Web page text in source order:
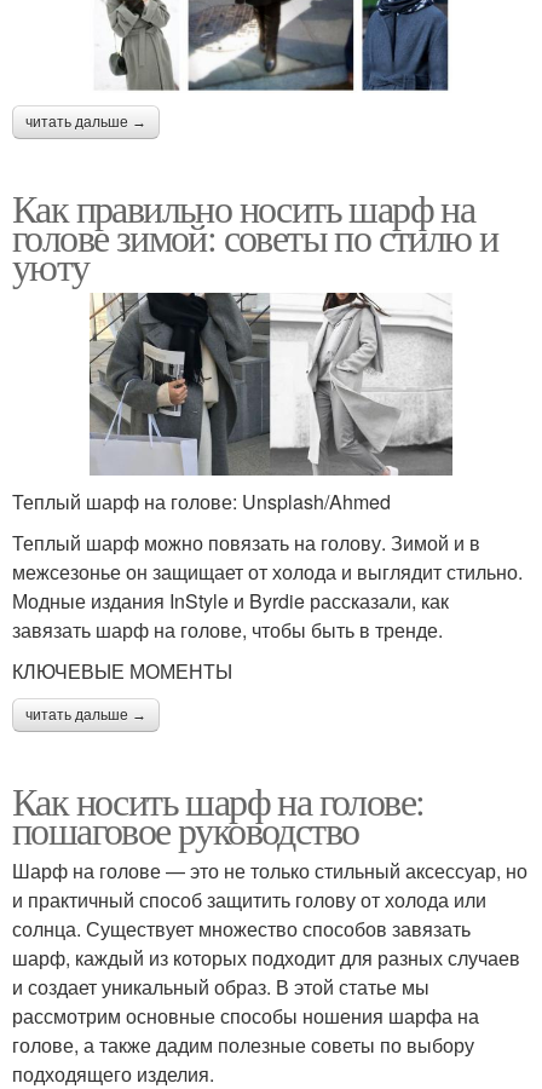
читать дальше →
Как правильно носить шарф на
голове зимой: советы по стилю и
уюту
Теплый шарф на голове: Unsplash/Ahmed
Теплый шарф можно повязать на голову. Зимой и в
межсезонье он защищает от холода и выглядит стильно.
Модные издания InStyle и Byrdie рассказали, как
завязать шарф на голове, чтобы быть в тренде.
КЛЮЧЕВЫЕ МОМЕНТЫ
читать дальше →
Как носить шарф на голове:
пошаговое руководство
Шарф на голове — это не только стильный аксессуар, но
и практичный способ защитить голову от холода или
солнца. Существует множество способов завязать
шарф, каждый из которых подходит для разных случаев
и создает уникальный образ. В этой статье мы
рассмотрим основные способы ношения шарфа на
голове, а также дадим полезные советы по выбору
подходящего изделия.